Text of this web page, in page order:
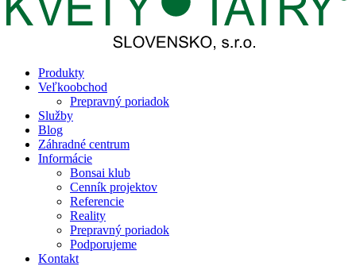
Produkty
Veľkoobchod
Prepravný poriadok
Služby
Blog
Záhradné centrum
Informácie
Bonsai klub
Cenník projektov
Referencie
Reality
Prepravný poriadok
Podporujeme
Kontakt